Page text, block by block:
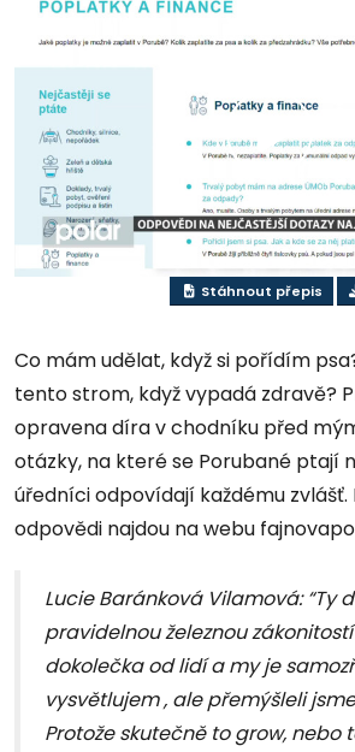
Stáhnout přepis
Co mám udělat, když si pořídím
tento strom, když vypadá zdravě?
opravena díra v chodníku před
otázky, na které se Porubané ptají
úředníci odpovídají každému zvlášť.
odpovědi najdou na webu
Lucie Baránková Vilamová: “Ty
pravidelnou železnou
dokolečka od lidí a my je
vysvětlujem , ale přemýšleli
Protože skutečně to grow, nebo